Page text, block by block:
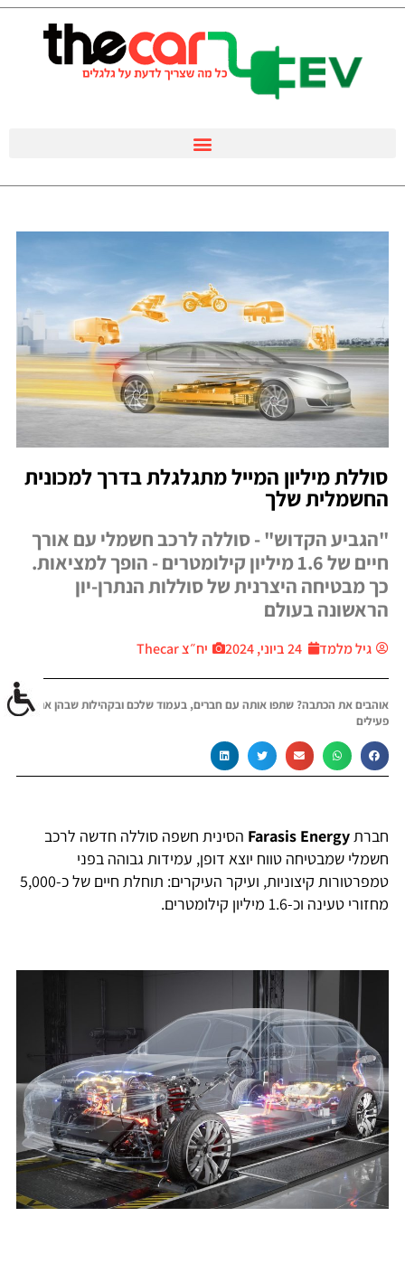
סוללת מיליון המייל מתגלגלת בדרך למכונית
החשמלית שלך
"הגביע הקדוש" - סוללה לרכב חשמלי עם אורך
חיים של 1.6 מיליון קילומטרים - הופך למציאות.
כך מבטיחה היצרנית של סוללות הנתרן-יון
הראשונה בעולם
גיל מלמד 24 ביוני, 2024 יח״צ Thecar
אוהבים את הכתבה? שתפו אותה עם חברים, בעמוד שלכם ובקהילות שבהן אתם
פעילים
חברת Farasis Energy הסינית חשפה סוללה חדשה לרכב
חשמלי שמבטיחה טווח יוצא דופן, עמידות גבוהה בפני
טמפרטורות קיצוניות, ועיקר העיקרים: תוחלת חיים של כ-5,000
מחזורי טעינה וכ-1.6 מיליון קילומטרים.